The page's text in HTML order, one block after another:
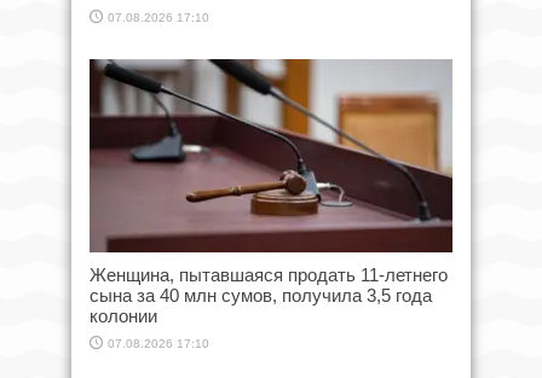
07.08.2026 17:10
Женщина, пытавшаяся продать 11-летнего
сына за 40 млн сумов, получила 3,5 года
колонии
07.08.2026 17:10